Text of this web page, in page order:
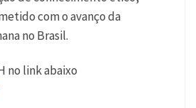
com o avanço da
no Brasil.
no link abaixo